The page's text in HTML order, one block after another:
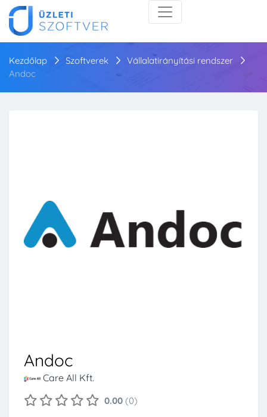
Kezdőlap Szoftverek
Vállalatirányítási rendszer
Andoc
Andoc
Care All Kft.
0.00 (0)